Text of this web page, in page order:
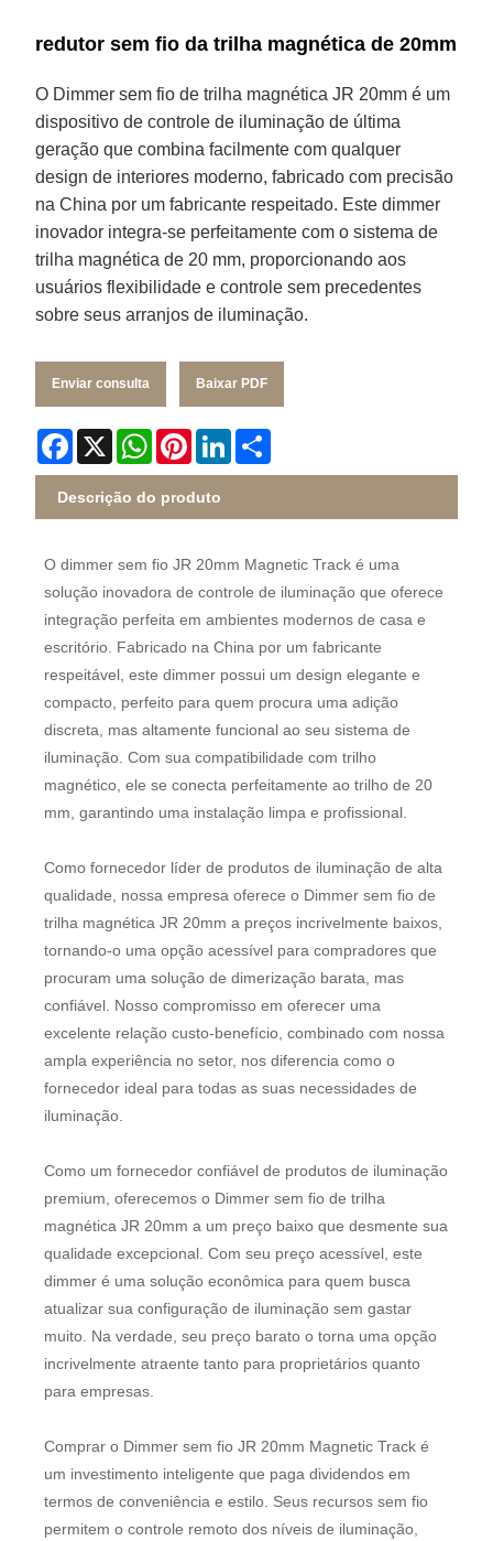
redutor sem fio da trilha magnética de 20mm
O Dimmer sem fio de trilha magnética JR 20mm é um
dispositivo de controle de iluminação de última
geração que combina facilmente com qualquer
design de interiores moderno, fabricado com precisão
na China por um fabricante respeitado. Este dimmer
inovador integra-se perfeitamente com o sistema de
trilha magnética de 20 mm, proporcionando aos
usuários flexibilidade e controle sem precedentes
sobre seus arranjos de iluminação.
Enviar consulta Baixar PDF
Facebook
X WhatsApp
PinterestLinkedIn
Descrição do produto
O dimmer sem fio JR 20mm Magnetic Track é uma
solução inovadora de controle de iluminação que oferece
integração perfeita em ambientes modernos de casa e
escritório. Fabricado na China por um fabricante
respeitável, este dimmer possui um design elegante e
compacto, perfeito para quem procura uma adição
discreta, mas altamente funcional ao seu sistema de
iluminação. Com sua compatibilidade com trilho
magnético, ele se conecta perfeitamente ao trilho de 20
mm, garantindo uma instalação limpa e profissional.
Como fornecedor líder de produtos de iluminação de alta
qualidade, nossa empresa oferece o Dimmer sem fio de
trilha magnética JR 20mm a preços incrivelmente baixos,
tornando-o uma opção acessível para compradores que
procuram uma solução de dimerização barata, mas
confiável. Nosso compromisso em oferecer uma
excelente relação custo-benefício, combinado com nossa
ampla experiência no setor, nos diferencia como o
fornecedor ideal para todas as suas necessidades de
iluminação.
Como um fornecedor confiável de produtos de iluminação
premium, oferecemos o Dimmer sem fio de trilha
magnética JR 20mm a um preço baixo que desmente sua
qualidade excepcional. Com seu preço acessível, este
dimmer é uma solução econômica para quem busca
atualizar sua configuração de iluminação sem gastar
muito. Na verdade, seu preço barato o torna uma opção
incrivelmente atraente tanto para proprietários quanto
para empresas.
Comprar o Dimmer sem fio JR 20mm Magnetic Track é
um investimento inteligente que paga dividendos em
termos de conveniência e estilo. Seus recursos sem fio
permitem o controle remoto dos níveis de iluminação,